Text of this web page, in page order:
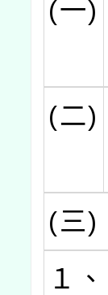
(一)
(二)
(三)
１、